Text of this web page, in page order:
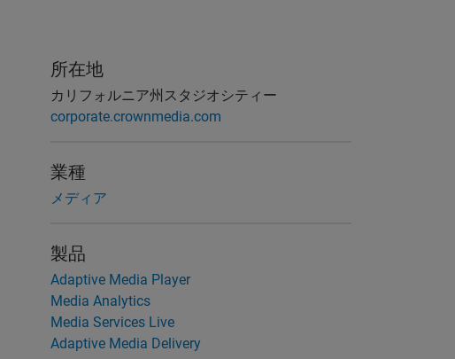
所在地
カリフォルニア州スタジオシティー
corporate.crownmedia.com
業種
メディア
製品
Adaptive Media Player
Media Analytics
Media Services Live
Adaptive Media Delivery